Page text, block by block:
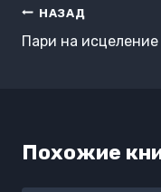
Навигация
по
НАЗАД
Пари на исцеление
Похожие